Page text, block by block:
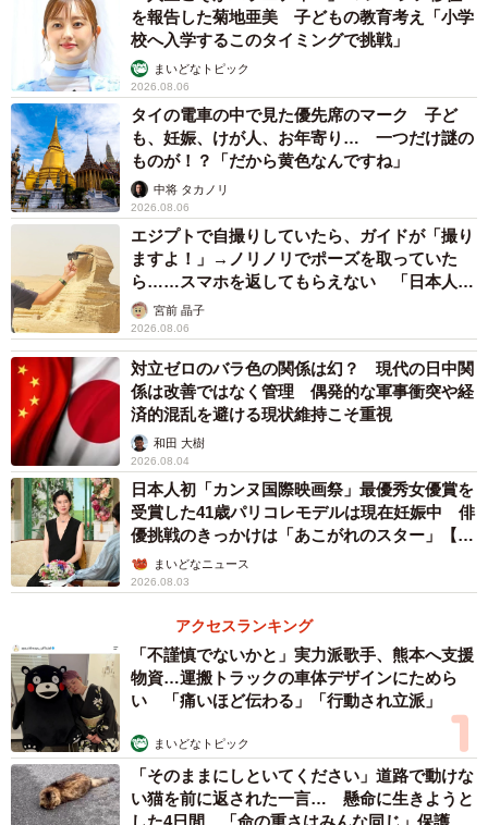
を報告した菊地亜美 子どもの教育考え「小学
校へ入学するこのタイミングで挑戦」
まいどなトピック
2026.08.06
タイの電車の中で見た優先席のマーク 子ど
も、妊娠、けが人、お年寄り… 一つだけ謎の
ものが！？「だから黄色なんですね」
中将 タカノリ
2026.08.06
エジプトで自撮りしていたら、ガイドが「撮り
ますよ！」→ノリノリでポーズを取っていた
ら……スマホを返してもらえない 「日本人は
カモ代表かも」「私は6時間で3万円払った」
宮前 晶子
2026.08.06
対立ゼロのバラ色の関係は幻？ 現代の日中関
係は改善ではなく管理 偶発的な軍事衝突や経
済的混乱を避ける現状維持こそ重視
和田 大樹
2026.08.04
日本人初「カンヌ国際映画祭」最優秀女優賞を
受賞した41歳パリコレモデルは現在妊娠中 俳
優挑戦のきっかけは「あこがれのスター」【徹
子の部屋】
まいどなニュース
2026.08.03
アクセスランキング
「不謹慎でないかと」実力派歌手、熊本へ支援
物資…運搬トラックの車体デザインにためら
い 「痛いほど伝わる」「行動され立派」
まいどなトピック
「そのままにしといてください」道路で動けな
い猫を前に返された一言… 懸命に生きようと